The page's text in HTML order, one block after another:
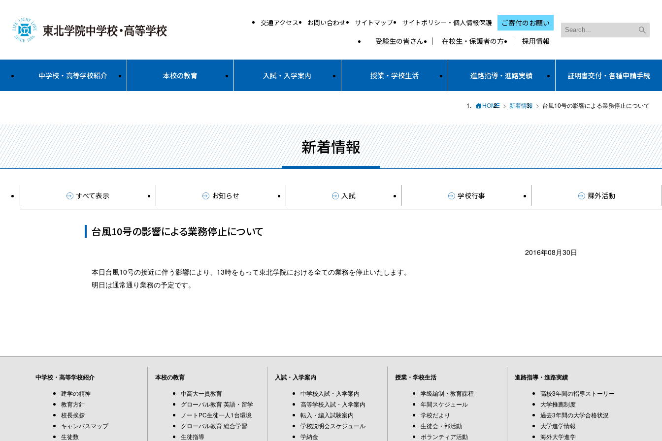
交通アクセス お問い合わせ サイトマップ サイトポリシー・個人情報保護
ご寄付のお願い
受験生の皆さん
在校生・保護者の方 採用情報
中学校・高等学校紹介 本校の教育 入試・入学案内 授業・学校生活 進路指導・進路実績 証明書交付・各種申請手続
HOME 新着情報 台風10号の影響による業務停止について
新着情報
すべて表示 お知らせ 入試 学校行事 課外活動
台風10号の影響による業務停止について
2016年08月30日
本日台風10号の接近に伴う影響により、13時をもって東北学院における全ての業務を停止いたします。
明日は通常通り業務の予定です。
中学校・高等学校紹介
建学の精神
教育方針
校長挨拶
キャンパスマップ
生徒数
本校の教育
中高大一貫教育
グローバル教育 英語・留学
ノートPC生徒一人1台環境
グローバル教育 総合学習
生徒指導
入試・入学案内
中学校入試・入学案内
高等学校入試・入学案内
転入・編入試験案内
学校説明会スケジュール
学納金
授業・学校生活
学級編制・教育課程
年間スケジュール
学校だより
生徒会・部活動
ボランティア活動
進路指導・進路実績
高校3年間の指導ストーリー
大学推薦制度
過去3年間の大学合格状況
大学進学情報
海外大学進学